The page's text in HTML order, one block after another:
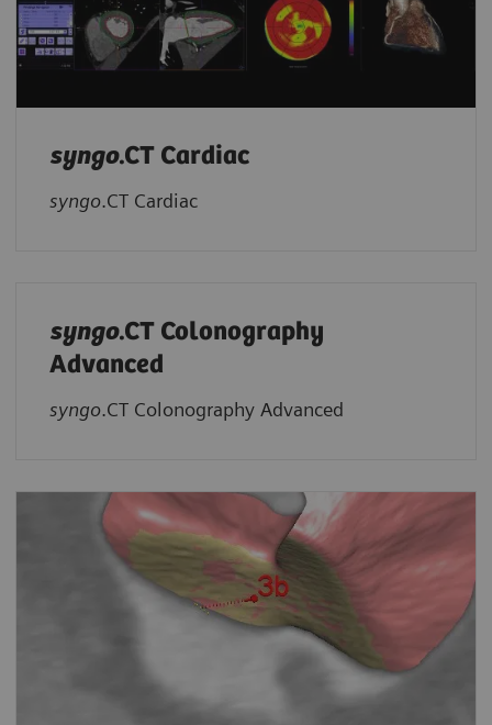
syngo.CT Cardiac
syngo.CT Cardiac
syngo.CT Colonography
Advanced
syngo.CT Colonography Advanced